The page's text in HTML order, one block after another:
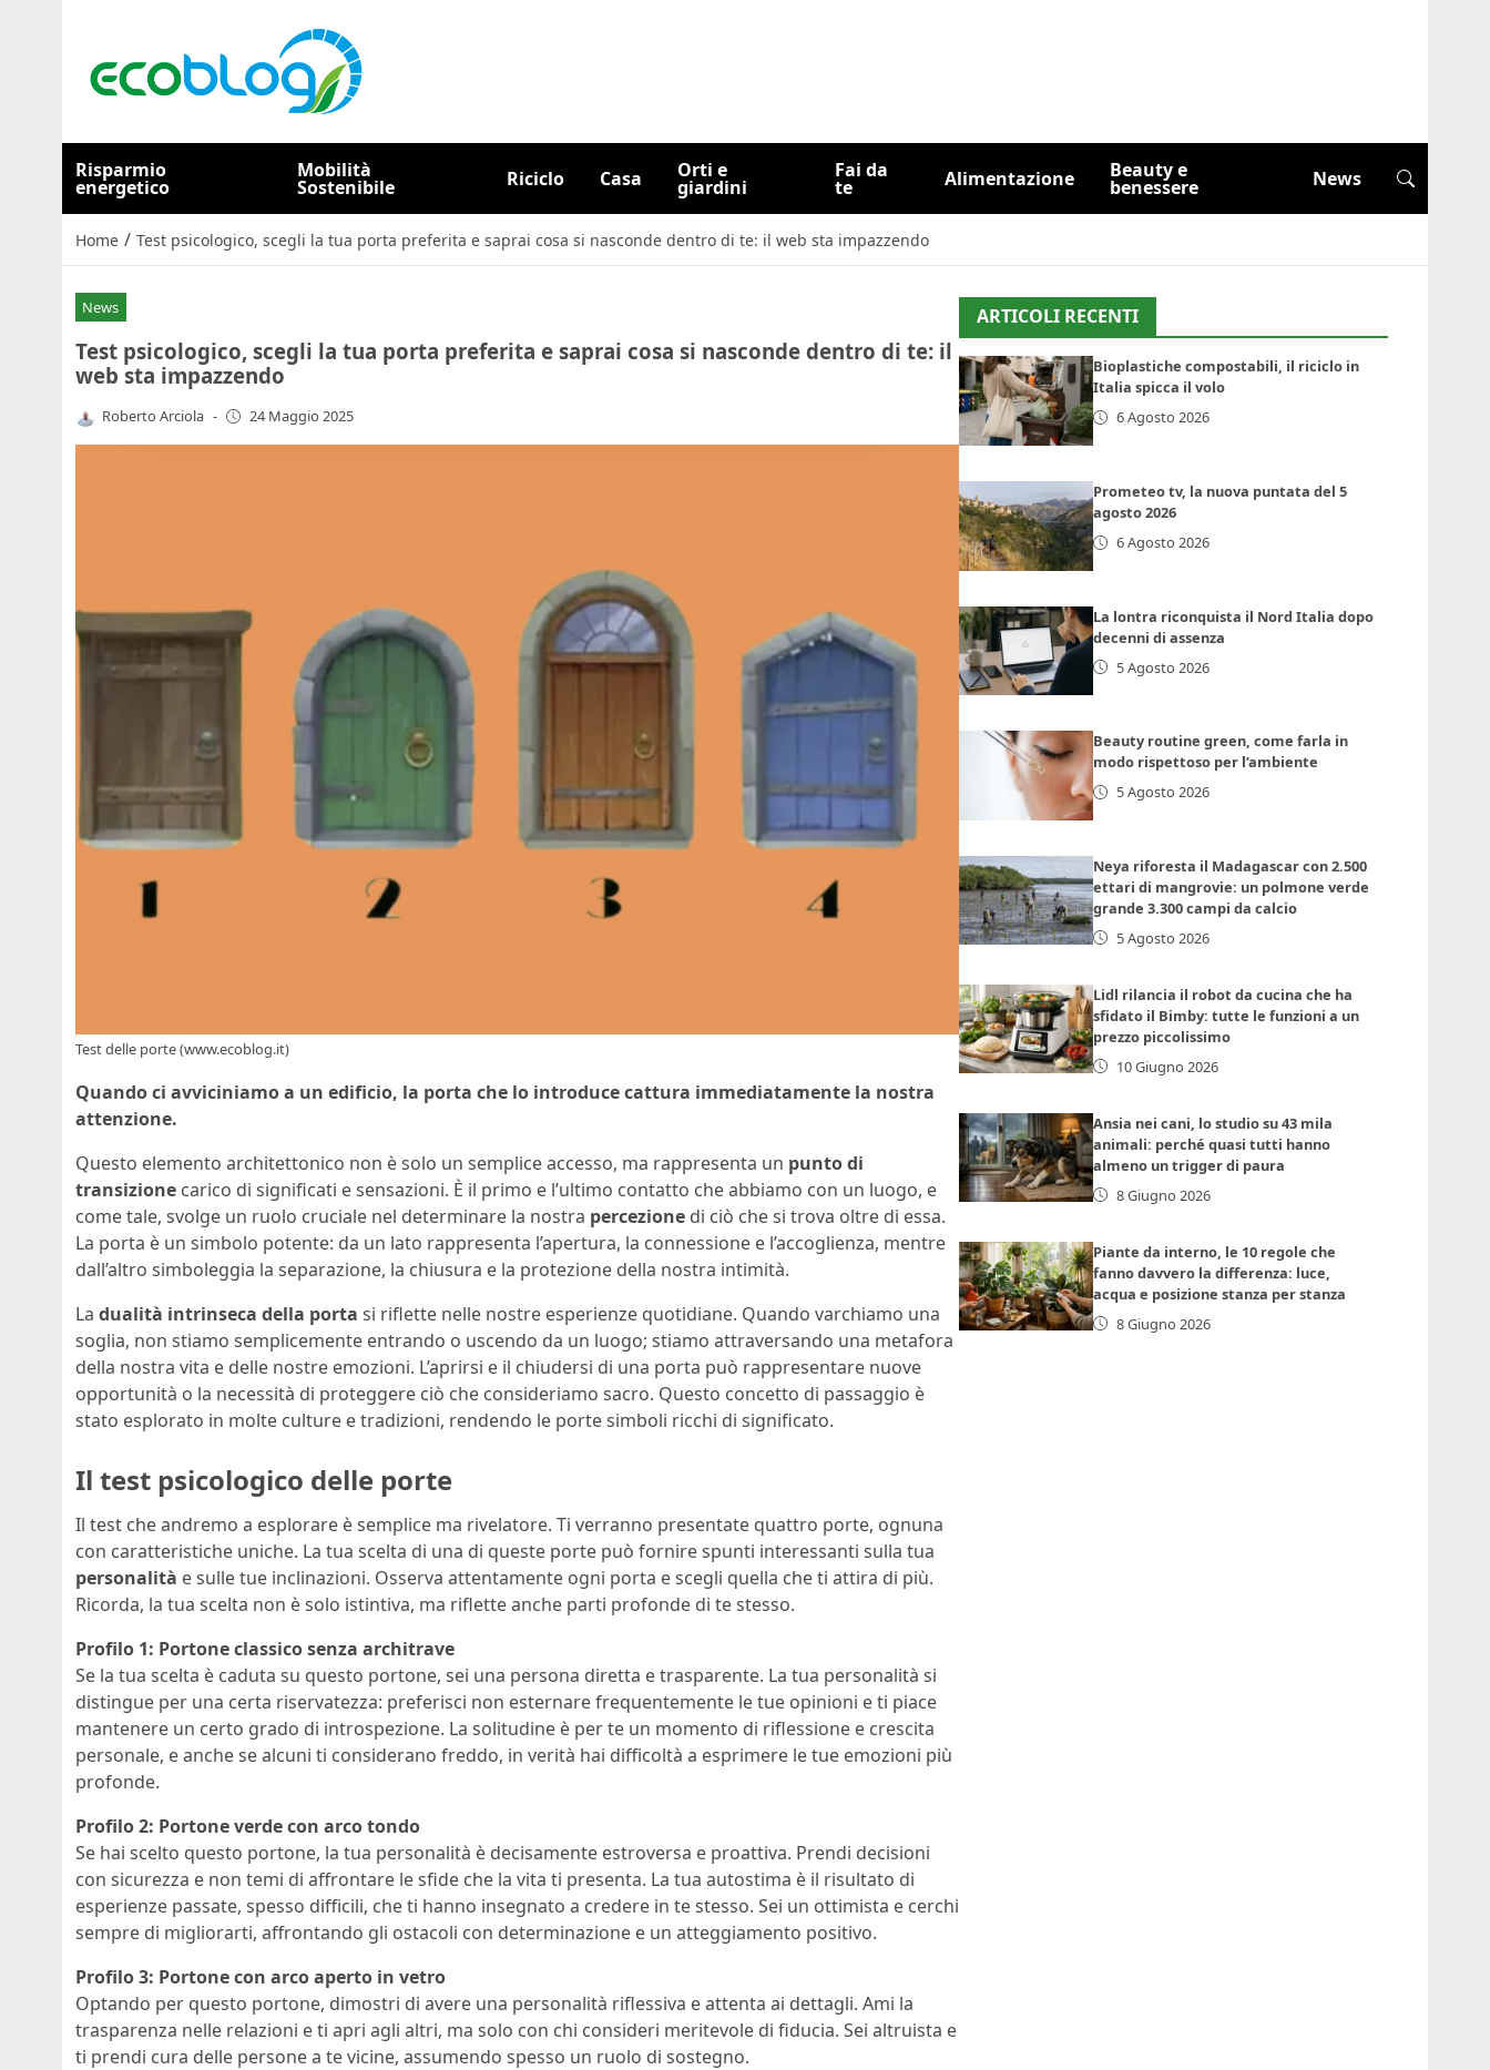
Risparmio
energetico
Mobilità
Sostenibile Riciclo Casa Orti e
giardini
Fai da
te Alimentazione Beauty e
benessere News
Home / Test psicologico, scegli la tua porta preferita e saprai cosa si nasconde dentro di te: il web sta impazzendo
News
Test psicologico, scegli la tua porta preferita e saprai cosa si nasconde dentro di te: il
web sta impazzendo
Roberto Arciola - 24 Maggio 2025
Test delle porte (www.ecoblog.it)
Quando ci avviciniamo a un edificio, la porta che lo introduce cattura immediatamente la nostra
attenzione.
Questo elemento architettonico non è solo un semplice accesso, ma rappresenta un punto di
transizione carico di significati e sensazioni. È il primo e l’ultimo contatto che abbiamo con un luogo, e
come tale, svolge un ruolo cruciale nel determinare la nostra percezione di ciò che si trova oltre di essa.
La porta è un simbolo potente: da un lato rappresenta l’apertura, la connessione e l’accoglienza, mentre
dall’altro simboleggia la separazione, la chiusura e la protezione della nostra intimità.
La dualità intrinseca della porta si riflette nelle nostre esperienze quotidiane. Quando varchiamo una
soglia, non stiamo semplicemente entrando o uscendo da un luogo; stiamo attraversando una metafora
della nostra vita e delle nostre emozioni. L’aprirsi e il chiudersi di una porta può rappresentare nuove
opportunità o la necessità di proteggere ciò che consideriamo sacro. Questo concetto di passaggio è
stato esplorato in molte culture e tradizioni, rendendo le porte simboli ricchi di significato.
Il test psicologico delle porte
Il test che andremo a esplorare è semplice ma rivelatore. Ti verranno presentate quattro porte, ognuna
con caratteristiche uniche. La tua scelta di una di queste porte può fornire spunti interessanti sulla tua
personalità e sulle tue inclinazioni. Osserva attentamente ogni porta e scegli quella che ti attira di più.
Ricorda, la tua scelta non è solo istintiva, ma riflette anche parti profonde di te stesso.
Profilo 1: Portone classico senza architrave
Se la tua scelta è caduta su questo portone, sei una persona diretta e trasparente. La tua personalità si
distingue per una certa riservatezza: preferisci non esternare frequentemente le tue opinioni e ti piace
mantenere un certo grado di introspezione. La solitudine è per te un momento di riflessione e crescita
personale, e anche se alcuni ti considerano freddo, in verità hai difficoltà a esprimere le tue emozioni più
profonde.
Profilo 2: Portone verde con arco tondo
Se hai scelto questo portone, la tua personalità è decisamente estroversa e proattiva. Prendi decisioni
con sicurezza e non temi di affrontare le sfide che la vita ti presenta. La tua autostima è il risultato di
esperienze passate, spesso difficili, che ti hanno insegnato a credere in te stesso. Sei un ottimista e cerchi
sempre di migliorarti, affrontando gli ostacoli con determinazione e un atteggiamento positivo.
Profilo 3: Portone con arco aperto in vetro
Optando per questo portone, dimostri di avere una personalità riflessiva e attenta ai dettagli. Ami la
trasparenza nelle relazioni e ti apri agli altri, ma solo con chi consideri meritevole di fiducia. Sei altruista e
ti prendi cura delle persone a te vicine, assumendo spesso un ruolo di sostegno.
ARTICOLI RECENTI
Bioplastiche compostabili, il riciclo in
Italia spicca il volo
6 Agosto 2026
Prometeo tv, la nuova puntata del 5
agosto 2026
6 Agosto 2026
La lontra riconquista il Nord Italia dopo
decenni di assenza
5 Agosto 2026
Beauty routine green, come farla in
modo rispettoso per l’ambiente
5 Agosto 2026
Neya riforesta il Madagascar con 2.500
ettari di mangrovie: un polmone verde
grande 3.300 campi da calcio
5 Agosto 2026
Lidl rilancia il robot da cucina che ha
sfidato il Bimby: tutte le funzioni a un
prezzo piccolissimo
10 Giugno 2026
Ansia nei cani, lo studio su 43 mila
animali: perché quasi tutti hanno
almeno un trigger di paura
8 Giugno 2026
Piante da interno, le 10 regole che
fanno davvero la differenza: luce,
acqua e posizione stanza per stanza
8 Giugno 2026